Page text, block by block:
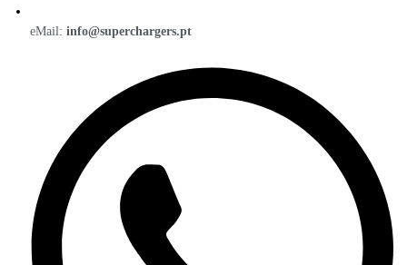
eMail:info@superchargers.pt